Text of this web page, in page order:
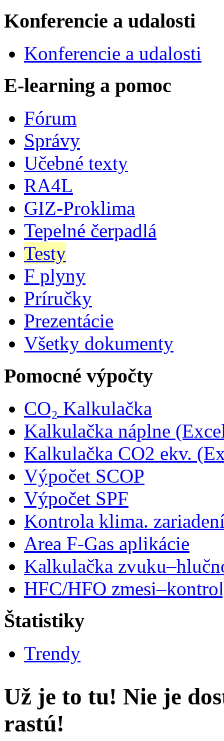
Konferencie a udalosti
Konferencie a udalosti
E-learning a pomoc
Fórum
Správy
Učebné texty
RA4L
GIZ-Proklima
Tepelné čerpadlá
Testy
F plyny
Príručky
Prezentácie
Všetky dokumenty
Pomocné výpočty
CO₂ Kalkulačka
Kalkulačka náplne
Kalkulačka CO2 ekv.
Výpočet SCOP
Výpočet SPF
Kontrola klima.
Area F-Gas aplikácie
Kalkulačka
HFC/HFO
Štatistiky
Trendy
Už je to tu! Nie je
rastú!